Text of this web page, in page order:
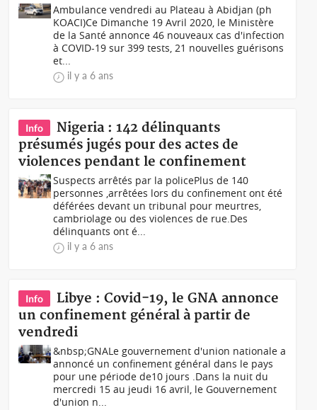
Ambulance vendredi au Plateau à Abidjan (ph
KOACI)Ce Dimanche 19 Avril 2020, le Ministère
de la Santé annonce 46 nouveaux cas d'infection
à COVID-19 sur 399 tests, 21 nouvelles guérisons
et...
il y a 6 ans
Info
Nigeria : 142 délinquants
présumés jugés pour des actes de
violences pendant le confinement
Suspects arrêtés par la policePlus de 140
personnes ,arrêtées lors du confinement ont été
déférées devant un tribunal pour meurtres,
cambriolage ou des violences de rue.Des
délinquants ont é...
il y a 6 ans
Info
Libye : Covid-19, le GNA annonce
un confinement général à partir de
vendredi
&nbsp;GNALe gouvernement d'union nationale a
annoncé un confinement général dans le pays
pour une période de10 jours .Dans la nuit du
mercredi 15 au jeudi 16 avril, le Gouvernement
d'union n...